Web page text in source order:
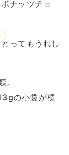
ナッツチョ
ってもうれし
。
の小袋が標